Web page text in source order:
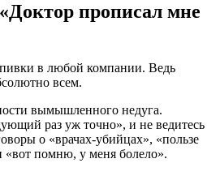
прописал мне
в любой компании. Ведь
всем.
вымышленного недуга.
раз уж точно», и не ведитесь
о «врачах-убийцах», «пользе
«вот помню, у меня болело».